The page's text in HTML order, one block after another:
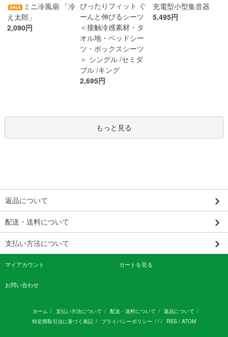
ミニ冷風扇 「冷
え太郎」
2,090円
ぴったりフィット ぐ
ーんと伸びるシーツ
＜接触冷感素材・タ
オル地・ベッドシー
ツ・ボックスシーツ
＞ シングル /セミダ
ブル /キング
2,695円
充電型小型集音器
5,495円
もっと見る
返品について
配送・送料について
支払い方法について
マイアカウント カートを見る
お問い合わせ
ホーム / 支払い方法について / 配送・送料について / 返品について /
特定商取引法に基づく表記 / プライバシーポリシー / / / RSS / ATOM